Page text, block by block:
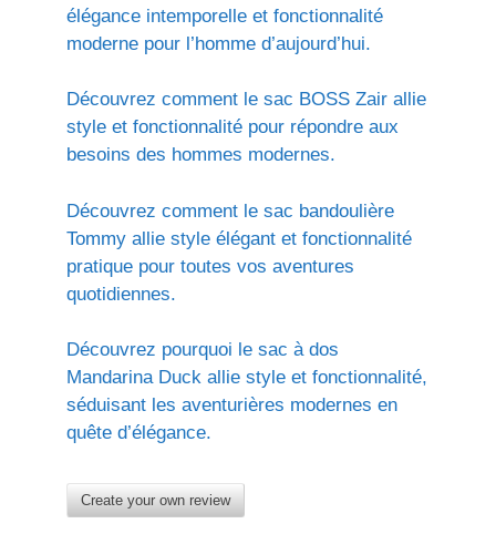
élégance intemporelle et fonctionnalité
moderne pour l’homme d’aujourd’hui.
Découvrez comment le sac BOSS Zair allie
style et fonctionnalité pour répondre aux
besoins des hommes modernes.
Découvrez comment le sac bandoulière
Tommy allie style élégant et fonctionnalité
pratique pour toutes vos aventures
quotidiennes.
Découvrez pourquoi le sac à dos
Mandarina Duck allie style et fonctionnalité,
séduisant les aventurières modernes en
quête d’élégance.
Create your own review